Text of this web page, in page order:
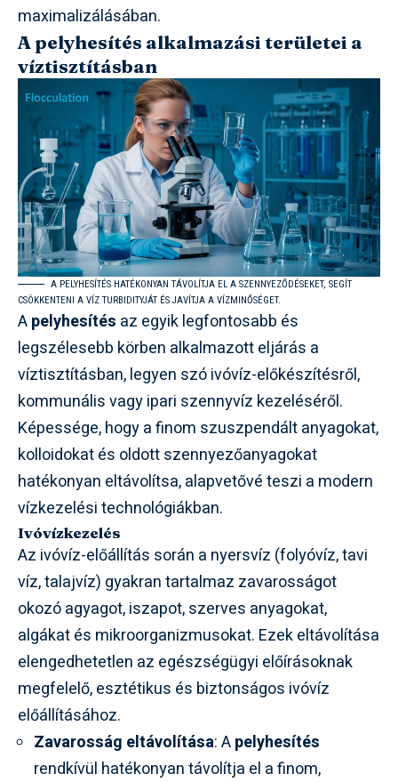
maximalizálásában.
A pelyhesítés alkalmazási területei a
víztisztításban
A PELYHESÍTÉS HATÉKONYAN TÁVOLÍTJA EL A SZENNYEZŐDÉSEKET, SEGÍT
CSÖKKENTENI A VÍZ TURBIDITYJÁT ÉS JAVÍTJA A VÍZMINŐSÉGET.
Apelyhesítés az egyik legfontosabb és
legszélesebb körben alkalmazott eljárás a
víztisztításban, legyen szó ivóvíz-előkészítésről,
kommunális vagy ipari szennyvíz kezeléséről.
Képessége, hogy a finom szuszpendált anyagokat,
kolloidokat és oldott szennyezőanyagokat
hatékonyan eltávolítsa, alapvetővé teszi a modern
vízkezelési technológiákban.
Ivóvízkezelés
Az ivóvíz-előállítás során a nyersvíz (folyóvíz, tavi
víz, talajvíz) gyakran tartalmaz zavarosságot
okozó agyagot, iszapot, szerves anyagokat,
algákat és mikroorganizmusokat. Ezek eltávolítása
elengedhetetlen az egészségügyi előírásoknak
megfelelő, esztétikus és biztonságos ivóvíz
előállításához.
Zavarosság eltávolítása: Apelyhesítés
rendkívül hatékonyan távolítja el a finom,